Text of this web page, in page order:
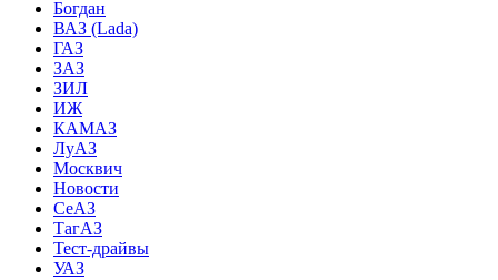
Богдан
ВАЗ (Lada)
ГАЗ
ЗАЗ
ЗИЛ
ИЖ
КАМАЗ
ЛуАЗ
Москвич
Новости
СеАЗ
ТагАЗ
Тест-драйвы
УАЗ